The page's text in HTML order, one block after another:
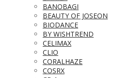
BANOBAGI
BEAUTY OF JOSEON
BIODANCE
BY WISHTREND
CELIMAX
CLIO
CORALHAZE
COSRX